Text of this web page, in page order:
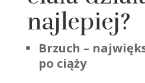
najlepiej?
Brzuch –
po ciąży